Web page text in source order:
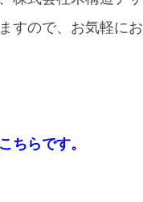
すので、お気軽に
ちらです。